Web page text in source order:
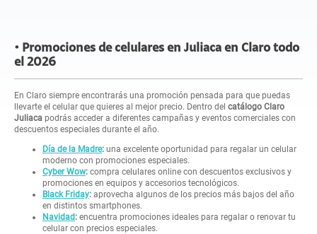
Promociones de celulares en Juliaca en Claro todo
el 2026
En Claro siempre encontrarás una promoción pensada para que puedas
llevarte el celular que quieres al mejor precio. Dentro del catálogo Claro
Juliaca podrás acceder a diferentes campañas y eventos comerciales con
descuentos especiales durante el año.
Día de la Madre: una excelente oportunidad para regalar un celular
moderno con promociones especiales.
Cyber Wow: compra celulares online con descuentos exclusivos y
promociones en equipos y accesorios tecnológicos.
Black Friday: aprovecha algunos de los precios más bajos del año
en distintos smartphones.
Navidad: encuentra promociones ideales para regalar o renovar tu
celular con precios especiales.